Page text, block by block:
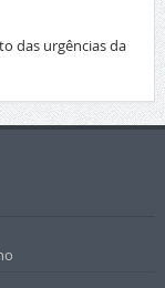
das urgências da